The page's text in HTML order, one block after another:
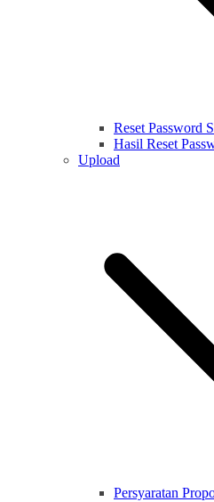
Reset Password
Hasil Reset
Upload
Persyaratan